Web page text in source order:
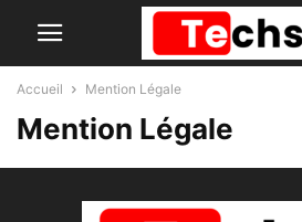
Accueil Mention Légale
Mention Légale